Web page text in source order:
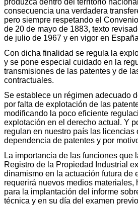
produzca dentro del territorio
consecuencia una verdadera
pero siempre respetando el
de 20 de mayo de 1883, texto
de julio de 1967 y en vigor en
Con dicha finalidad se regula la
y se pone especial cuidado en la
transmisiones de las patentes y de
contractuales.
Se establece un régimen adecuado
por falta de explotación de las
modificando la poco eficiente
explotación en el derecho actual. Y
regulan en nuestro país las licencias
dependencia de patentes y por
La importancia de las funciones que
Registro de la Propiedad Industrial
dinamismo en la actuación futura de
requerirá nuevos medios materiales,
para la implantación del informe
técnica y en su día del examen